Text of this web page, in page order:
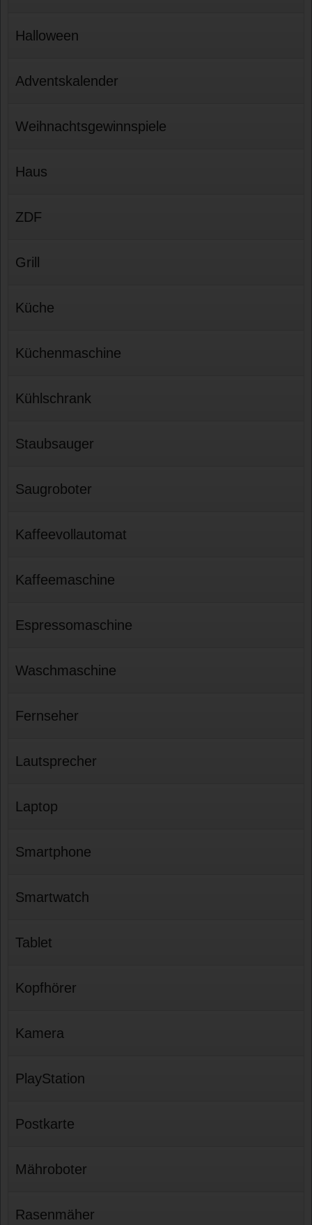
Halloween
Adventskalender
Weihnachtsgewinnspiele
Haus
ZDF
Grill
Küche
Küchenmaschine
Kühlschrank
Staubsauger
Saugroboter
Kaffeevollautomat
Kaffeemaschine
Espressomaschine
Waschmaschine
Fernseher
Lautsprecher
Laptop
Smartphone
Smartwatch
Tablet
Kopfhörer
Kamera
PlayStation
Postkarte
Mähroboter
Rasenmäher